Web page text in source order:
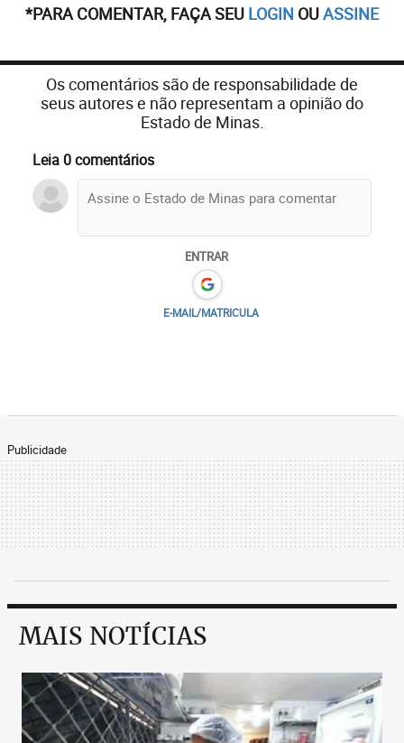
*PARA COMENTAR, FAÇA SEU LOGIN OUASSINE
Os comentários são de responsabilidade de
seus autores e não representam a opinião do
Estado de Minas.
Leia 0 comentários
ENTRAR
E-MAIL/MATRICULA
Publicidade
MAIS NOTÍCIAS